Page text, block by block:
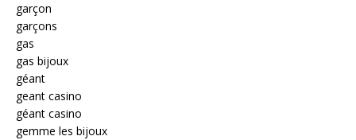
garçon
garçons
gas
gas bijoux
géant
geant casino
géant casino
gemme les bijoux